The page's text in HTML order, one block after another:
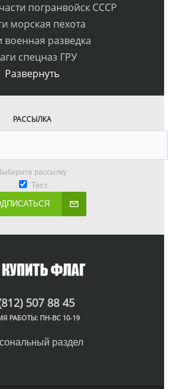
погранвойск СССР
морская пехота
военная разведка
спецназ ГРУ
Развернуть
РАССЫЛКА
рассылку
Тест
507 88 45
РАБОТЫ: ПН-ВС 10-19
раздел